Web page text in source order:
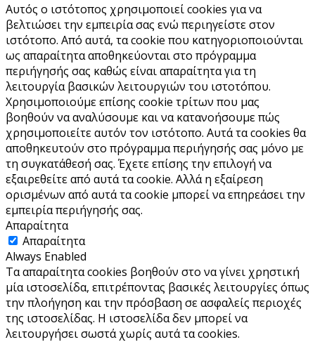
Αυτός ο ιστότοπος χρησιμοποιεί cookies για να
βελτιώσει την εμπειρία σας ενώ περιηγείστε στον
ιστότοπο. Από αυτά, τα cookie που κατηγοριοποιούνται
ως απαραίτητα αποθηκεύονται στο πρόγραμμα
περιήγησής σας καθώς είναι απαραίτητα για τη
λειτουργία βασικών λειτουργιών του ιστoτόπου.
Χρησιμοποιούμε επίσης cookie τρίτων που μας
βοηθούν να αναλύσουμε και να κατανοήσουμε πώς
χρησιμοποιείτε αυτόν τον ιστότοπο. Αυτά τα cookies θα
αποθηκευτούν στο πρόγραμμα περιήγησής σας μόνο με
τη συγκατάθεσή σας. Έχετε επίσης την επιλογή να
εξαιρεθείτε από αυτά τα cookie. Αλλά η εξαίρεση
ορισμένων από αυτά τα cookie μπορεί να επηρεάσει την
εμπειρία περιήγησής σας.
Απαραίτητα
Απαραίτητα
Always Enabled
Τα απαραίτητα cookies βοηθούν στο να γίνει χρηστική
μία ιστοσελίδα, επιτρέποντας βασικές λειτουργίες όπως
την πλοήγηση και την πρόσβαση σε ασφαλείς περιοχές
της ιστοσελίδας. Η ιστοσελίδα δεν μπορεί να
λειτουργήσει σωστά χωρίς αυτά τα cookies.